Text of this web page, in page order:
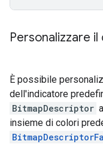
Personalizzare
È possibile
dell'indicatore
BitmapDescriptor
insieme di colori